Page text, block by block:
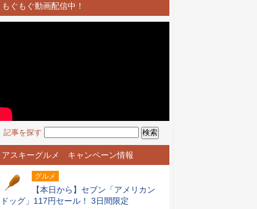
もぐもぐ動画配信中！
記事を探す
アスキーグルメ キャンペーン情報
グルメ
【本日から】セブン「アメリカン
ドッグ」117円セール！ 3日間限定